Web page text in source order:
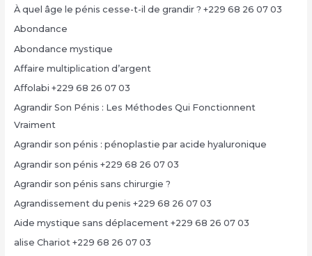
À quel âge le pénis cesse-t-il de grandir ? +229 68 26 07 03
Abondance
Abondance mystique
Affaire multiplication d’argent
Affolabi +229 68 26 07 03
Agrandir Son Pénis : Les Méthodes Qui Fonctionnent
Vraiment
Agrandir son pénis : pénoplastie par acide hyaluronique
Agrandir son pénis +229 68 26 07 03
Agrandir son pénis sans chirurgie ?
Agrandissement du penis +229 68 26 07 03
Aide mystique sans déplacement +229 68 26 07 03
alise Chariot +229 68 26 07 03